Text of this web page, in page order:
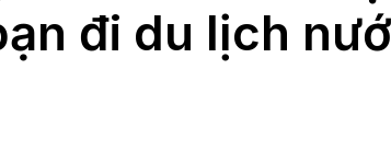
đi du lịch